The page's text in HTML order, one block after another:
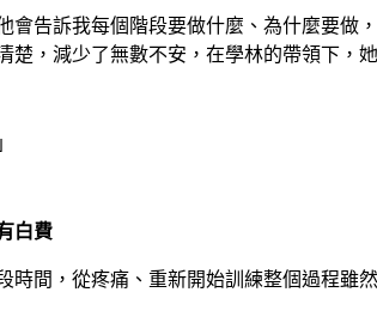
告訴我每個階段要做什麼、為什麼要做
，減少了無數不安，在學林的帶領下，
白費
間，從疼痛、重新開始訓練整個過程雖